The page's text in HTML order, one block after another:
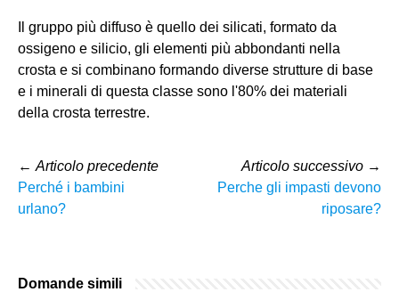
Il gruppo più diffuso è quello dei silicati, formato da
ossigeno e silicio, gli elementi più abbondanti nella
crosta e si combinano formando diverse strutture di base
e i minerali di questa classe sono l'80% dei materiali
della crosta terrestre.
← Articolo precedente
Perché i bambini
urlano?
Articolo successivo →
Perche gli impasti devono
riposare?
Domande simili